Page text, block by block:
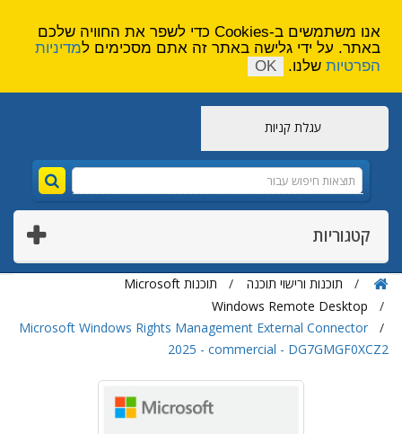
עגלת קניות
קטגוריות
תוכנות ורישוי תוכנה
תוכנות Microsoft
Windows Remote Desktop
Microsoft Windows Rights Management External Connector
2025 - commercial - DG7GMGF0XCZ2
אנו משתמשים ב-Cookies כדי לשפר את החוויה שלכם
באתר. על ידי גלישה באתר זה אתם מסכימים למדיניות
הפרטיות שלנו. OK